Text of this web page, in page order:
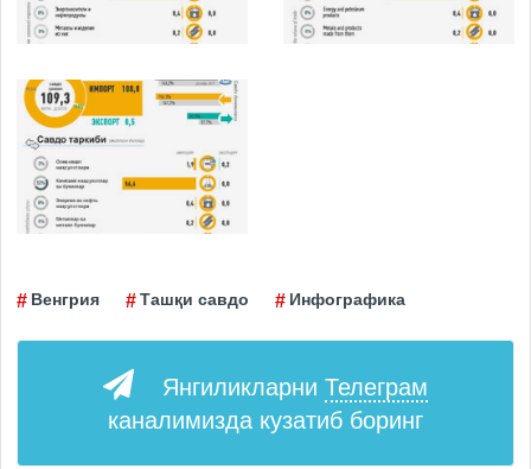
Венгрия Ташқи савдо Инфографика
Янгиликларни Телеграм
каналимизда кузатиб боринг